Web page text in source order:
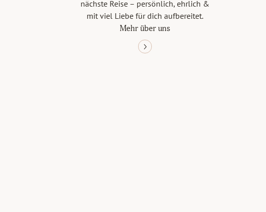
nächste Reise – persönlich, ehrlich &
mit viel Liebe für dich aufbereitet.
Mehr über uns